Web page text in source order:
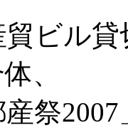
ビル
、
祭2007